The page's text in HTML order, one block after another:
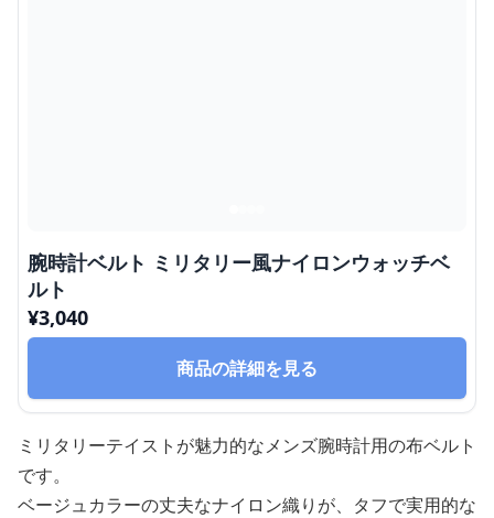
腕時計ベルト ミリタリー風ナイロンウォッチベ
ルト
¥3,040
商品の詳細を見る
ミリタリーテイストが魅力的なメンズ腕時計用の布ベルト
です。
ベージュカラーの丈夫なナイロン織りが、タフで実用的な